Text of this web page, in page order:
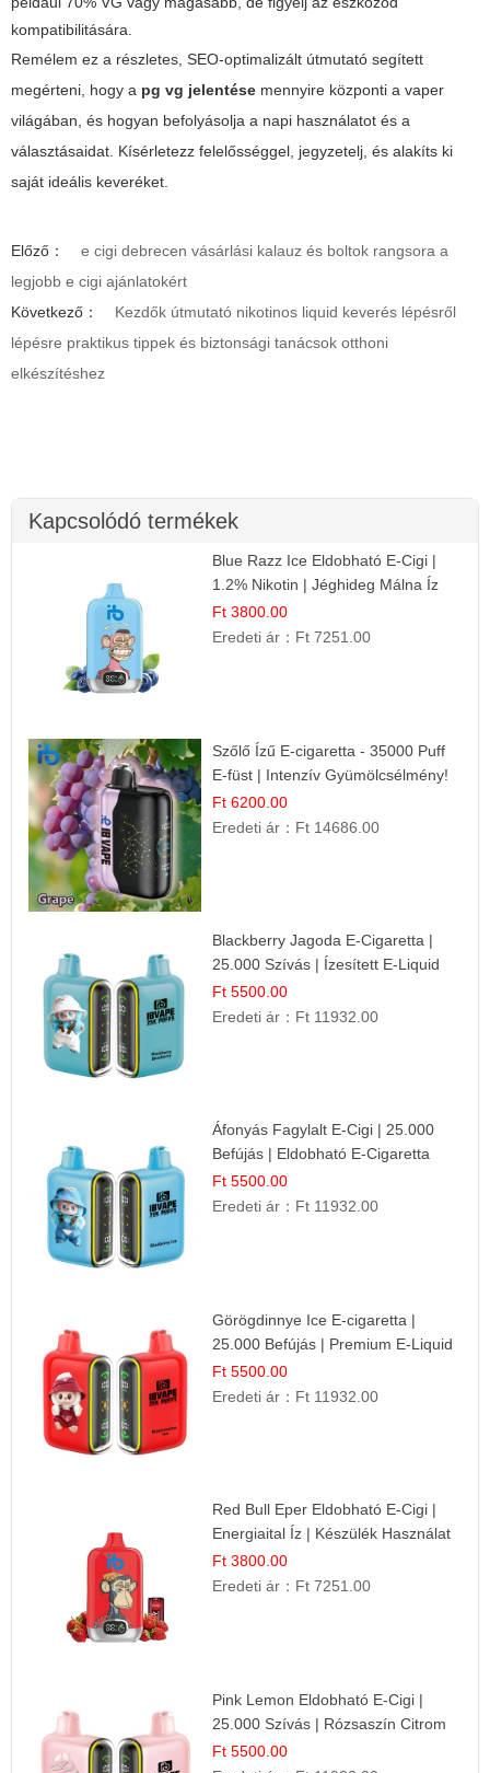
kompatibilitására.
Remélem ez a részletes, SEO-optimalizált útmutató segített
megérteni, hogy a pg vg jelentése mennyire központi a vaper
világában, és hogyan befolyásolja a napi használatot és a
választásaidat. Kísérletezz felelősséggel, jegyzetelj, és alakíts ki
saját ideális keveréket.
Előző：
e cigi debrecen vásárlási kalauz és boltok rangsora a
legjobb e cigi ajánlatokért
Következő：
Kezdők útmutató nikotinos liquid keverés lépésről
lépésre praktikus tippek és biztonsági tanácsok otthoni
elkészítéshez
Kapcsolódó termékek
Blue Razz Ice Eldobható E-Cigi |
1.2% Nikotin | Jéghideg Málna Íz
Ft 3800.00
Eredeti ár： Ft 7251.00
Szőlő Ízű E-cigaretta - 35000 Puff
E-füst | Intenzív Gyümölcsélmény!
Ft 6200.00
Eredeti ár： Ft 14686.00
Blackberry Jagoda E-Cigaretta |
25.000 Szívás | Ízesített E-Liquid
Ft 5500.00
Eredeti ár： Ft 11932.00
Áfonyás Fagylalt E-Cigi | 25.000
Befújás | Eldobható E-Cigaretta
Ft 5500.00
Eredeti ár： Ft 11932.00
Görögdinnye Ice E-cigaretta |
25.000 Befújás | Premium E-Liquid
Ft 5500.00
Eredeti ár： Ft 11932.00
Red Bull Eper Eldobható E-Cigi |
Energiaital Íz | Készülék Használat
Ft 3800.00
Eredeti ár： Ft 7251.00
Pink Lemon Eldobható E-Cigi |
25.000 Szívás | Rózsaszín Citrom
Íz
Ft 5500.00